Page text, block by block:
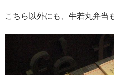
こちら以外にも、牛若丸弁当